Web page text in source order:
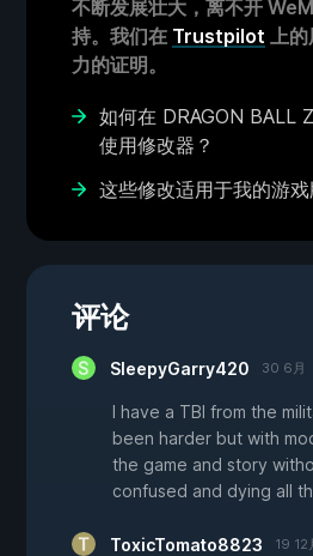
不断发展壮大，离不开
持。我们在 Trustpilot 上
力的证明。
如何在 DRAGON BALL
使用修改器？
这些修改适用于我的游戏
评论
SleepyGarry420 30 6月
I have a TBI from the
been harder but with
the game and story
confused and dying all
ToxicTomato8823 19 12